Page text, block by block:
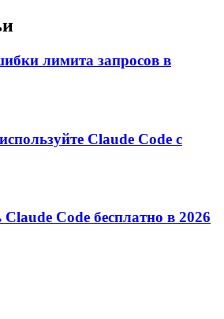
лимита запросов в
Claude Code с
Code бесплатно в 2026